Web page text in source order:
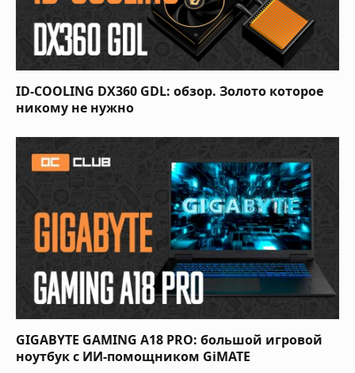
ID-COOLING DX360 GDL: обзор. Золото которое
никому не нужно
GIGABYTE GAMING A18 PRO: большой игровой
ноутбук с ИИ-помощником GiMATE